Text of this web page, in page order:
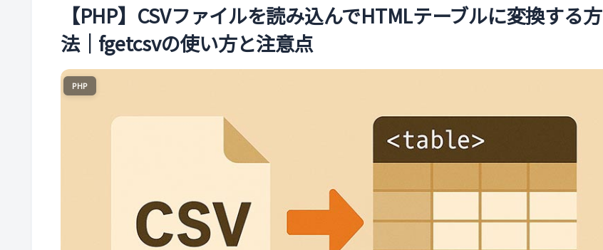
フ
【PHP】CSVファイルを読み込んでHTMLテーブルに変換する方
法｜fgetcsvの使い方と注意点
PHP